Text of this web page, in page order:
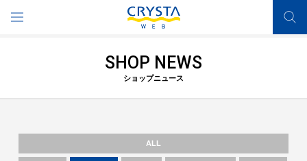
SHOP NEWS
ショップニュース
ALL